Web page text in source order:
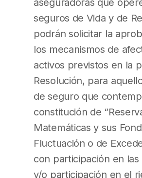
seguros de Vida y de
podrán solicitar la
los mecanismos de
activos previstos en la
Resolución, para
de seguro que
constitución de
Matemáticas y sus
Fluctuación o de
con participación en las
y/o participación en el